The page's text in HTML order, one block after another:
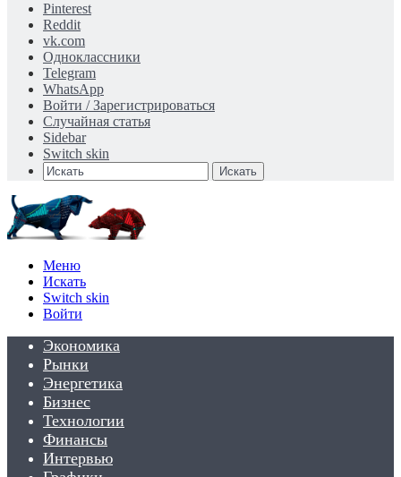
Pinterest
Reddit
vk.com
Одноклассники
Telegram
WhatsApp
Войти / Зарегистрироваться
Случайная статья
Sidebar
Switch skin
Искать
Меню
Искать
Switch skin
Войти
Экономика
Рынки
Энергетика
Бизнес
Технологии
Финансы
Интервью